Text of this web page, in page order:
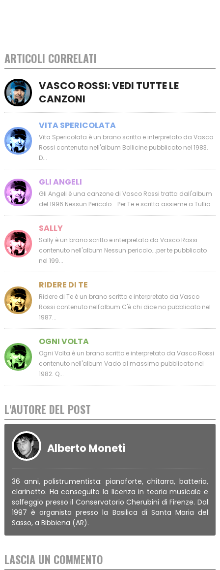
ARTICOLI CORRELATI
VASCO ROSSI: VEDI TUTTE LE
CANZONI
VITA SPERICOLATA
Vita Spericolata è un brano scritto e interpretato da Vasco
Rossi contenuta nell'album Bollicine pubblicato nel 1983.
D...
GLI ANGELI
Gli Angeli è una canzone di Vasco Rossi tratta dall'album
del 1996 Nessun Pericolo... Per Te e scritta assieme a Tullio...
SALLY
Sally è un brano scritto e interpretato da Vasco Rossi
contenuto nell'album Nessun pericolo...per te pubblicato
nel 199...
RIDERE DI TE
Ridere di Te è un brano scritto e interpretato da Vasco
Rossi contenuto nell'album C'è chi dice no pubblicato nel
1987...
OGNI VOLTA
Ogni Volta è un brano scritto e interpretato da Vasco Rossi
contenuto nell'album Vado al massimo pubblicato nel
1982. Q...
L'AUTORE DEL POST
Alberto Moneti
36 anni, polistrumentista: pianoforte, chitarra, batteria,
clarinetto. Ha conseguito la licenza in teoria musicale e
solfeggio presso il Conservatorio Cherubini di Firenze. Dal
1997 è organista presso la Basilica di Santa Maria del
Sasso, a Bibbiena (AR).
LASCIA UN COMMENTO